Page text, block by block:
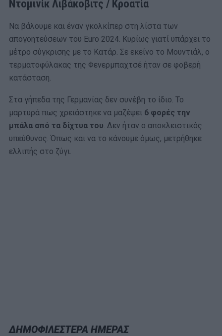
Ντομινίκ Λιβάκοβιτς / Κροατία
Να βάλουμε και έναν γκολκίπερ στη λίστα των
απογοητεύσεων του Euro 2024. Κυρίως γιατί υπάρχει το
μέτρο σύγκρισης με το Κατάρ. Σε εκείνο το Μουντιάλ, ο
τερματοφύλακας της Φενερμπαχτσέ ήταν σε φοβερή
κατάσταση.
Στα γήπεδα της Γερμανίας δεν συνέβη το ίδιο. Το
μαρτυρά πως χρειάστηκε να μαζέψει 6 φορές την
μπάλα από τα δίχτυα του. Δεν ήταν ο αποκλειστικός
υπεύθυνος. Όπως και να το κάνουμε όμως, μετρήθηκε
ελλιπής στο ζύγι.
ΔΗΜΟΦΙΛΕΣΤΕΡΑ ΗΜΕΡΑΣ